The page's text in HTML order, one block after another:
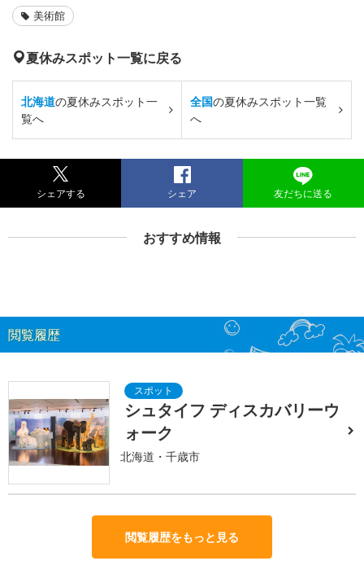
美術館
夏休みスポット一覧に戻る
北海道の夏休みスポット一
覧へ
全国の夏休みスポット一覧
へ
シェアする シェア 友だちに送る
おすすめ情報
閲覧履歴
シュタイフ ディスカバリーウ
ォーク
北海道・千歳市
閲覧履歴をもっと見る